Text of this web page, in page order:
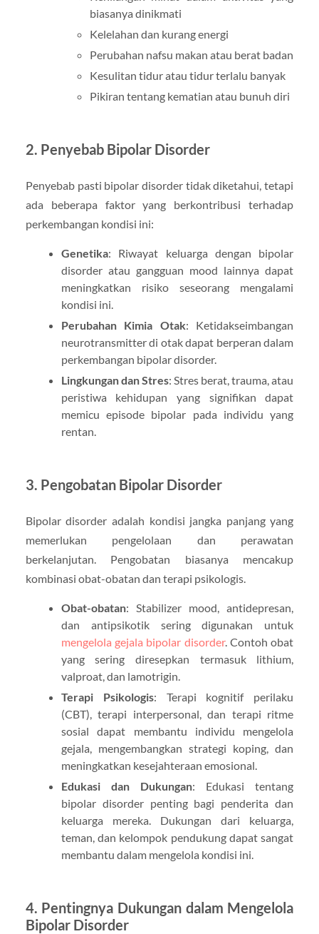
biasanya dinikmati
Kelelahan dan kurang energi
Perubahan nafsu makan atau berat badan
Kesulitan tidur atau tidur terlalu banyak
Pikiran tentang kematian atau bunuh diri
2. Penyebab Bipolar Disorder
Penyebab pasti bipolar disorder tidak diketahui, tetapi
ada beberapa faktor yang berkontribusi terhadap
perkembangan kondisi ini:
Genetika: Riwayat keluarga dengan bipolar
disorder atau gangguan mood lainnya dapat
meningkatkan risiko seseorang mengalami
kondisi ini.
Perubahan Kimia Otak: Ketidakseimbangan
neurotransmitter di otak dapat berperan dalam
perkembangan bipolar disorder.
Lingkungan dan Stres: Stres berat, trauma, atau
peristiwa kehidupan yang signifikan dapat
memicu episode bipolar pada individu yang
rentan.
3. Pengobatan Bipolar Disorder
Bipolar disorder adalah kondisi jangka panjang yang
memerlukan pengelolaan dan perawatan
berkelanjutan. Pengobatan biasanya mencakup
kombinasi obat-obatan dan terapi psikologis.
Obat-obatan: Stabilizer mood, antidepresan,
dan antipsikotik sering digunakan untuk
mengelola gejala bipolar disorder. Contoh obat
yang sering diresepkan termasuk lithium,
valproat, dan lamotrigin.
Terapi Psikologis: Terapi kognitif perilaku
(CBT), terapi interpersonal, dan terapi ritme
sosial dapat membantu individu mengelola
gejala, mengembangkan strategi koping, dan
meningkatkan kesejahteraan emosional.
Edukasi dan Dukungan: Edukasi tentang
bipolar disorder penting bagi penderita dan
keluarga mereka. Dukungan dari keluarga,
teman, dan kelompok pendukung dapat sangat
membantu dalam mengelola kondisi ini.
4. Pentingnya Dukungan dalam Mengelola
Bipolar Disorder